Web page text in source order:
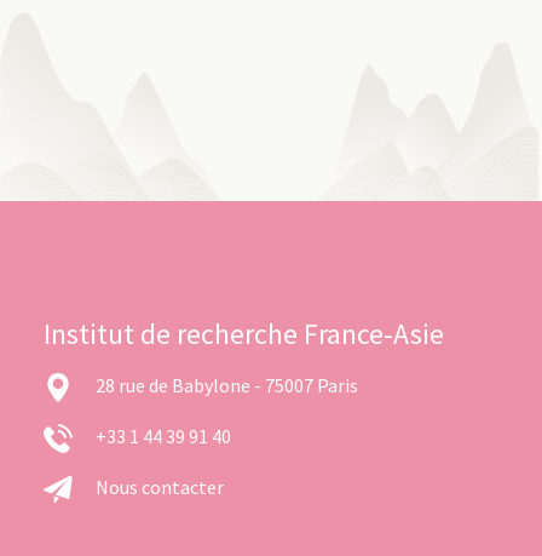
Institut de recherche France-Asie
28 rue de Babylone - 75007 Paris
+33 1 44 39 91 40
Nous contacter